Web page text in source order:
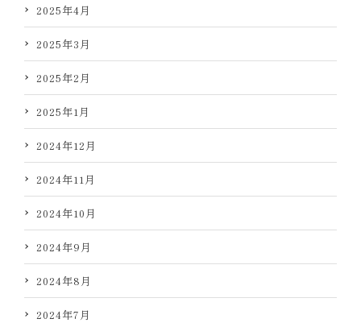
2025年4月
2025年3月
2025年2月
2025年1月
2024年12月
2024年11月
2024年10月
2024年9月
2024年8月
2024年7月